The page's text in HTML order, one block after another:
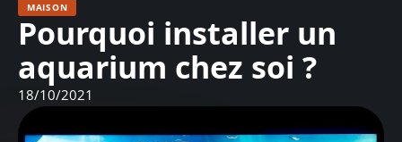
MAISON
Pourquoi installer un
aquarium chez soi ?
18/10/2021